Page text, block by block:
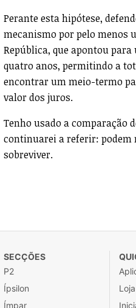
Perante esta hipótese,
mecanismo por pelo menos
República, que apontou
quatro anos, permitindo a
encontrar um meio-termo
valor dos juros.
Tenho usado a comparação
continuarei a referir: podem
sobreviver.
SECÇÕES
P2
Ípsilon
Ímpar
Loja